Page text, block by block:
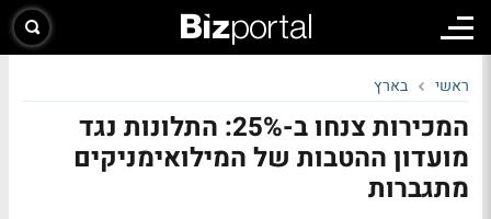
ראשי בארץ
המכירות צנחו ב-25%: התלונות נגד
מועדון ההטבות של המילואימניקים
מתגברות